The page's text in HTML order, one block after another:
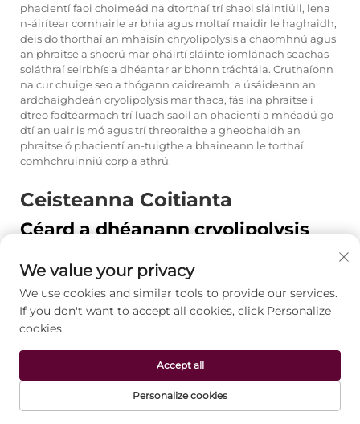
phacientí faoi choimeád na dtorthaí trí shaol sláintiúil, lena
n-áirítear comhairle ar bhia agus moltaí maidir le haghaidh,
deis do thorthaí an mhaisín chryolipolysis a chaomhnú agus
an phraitse a shocrú mar pháirtí sláinte iomlánach seachas
soláthraí seirbhís a dhéantar ar bhonn tráchtála. Cruthaíonn
na cur chuige seo a thógann caidreamh, a úsáideann an
ardchaighdeán cryolipolysis mar thaca, fás ina phraitse i
dtreo fadtéarmach trí luach saoil an phacientí a mhéadú go
dtí an uair is mó agus trí threoraithe a gheobhaidh an
phraitse ó phacientí an-tuigthe a bhaineann le torthaí
comhchruinniú corp a athrú.
Ceisteanna Coitianta
Céard a dhéanann cryolipolysis
gan iontráil chun na miasa a
laghdú?
Baintear leas aisteach as teicneolaíocht an mhaisín
chryolipolais trí ghníomhú tarbhtháin a thagann i bhfeidhm
uathúil a bhaineann leis an ngaoth a chuireann bac ar
ghearrtháin. In áit na dticneolaíochtaí bunaithe ar theas a
d’fhéadfadh go mbeadh damáiste do thionsaí eile nó a
d’fheabhsóidh an t-ioncam fuinnimh, cuireann an fuarú
LEATHANACH
We value your privacy
We use cookies and similar tools to provide our services.
If you don't want to accept all cookies, click Personalize
cookies.
Personalize cookies
Accept all